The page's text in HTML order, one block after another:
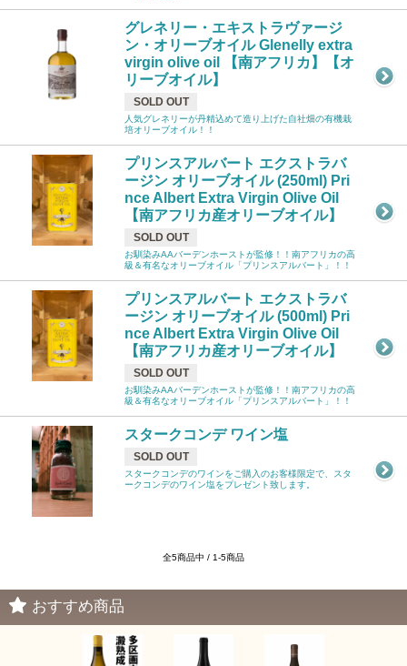
グレネリー・エキストラヴァージ
ン・オリーブオイル Glenelly extra
virgin olive oil 【南アフリカ】【オ
リーブオイル】
SOLD OUT
人気グレネリーが丹精込めて造り上げた自社畑の有機栽
培オリーブオイル！！
プリンスアルバート エクストラバ
ージン オリーブオイル (250ml) Pri
nce Albert Extra Virgin Olive Oil
【南アフリカ産オリーブオイル】
SOLD OUT
お馴染みAAバーデンホーストが監修！！南アフリカの高
級＆有名なオリーブオイル「プリンスアルバート」！！
プリンスアルバート エクストラバ
ージン オリーブオイル (500ml) Pri
nce Albert Extra Virgin Olive Oil
【南アフリカ産オリーブオイル】
SOLD OUT
お馴染みAAバーデンホーストが監修！！南アフリカの高
級＆有名なオリーブオイル「プリンスアルバート」！！
スタークコンデ ワイン塩
SOLD OUT
スタークコンデのワインをご購入のお客様限定で、スタ
ークコンデのワイン塩をプレゼント致します。
全5商品中 / 1-5商品
おすすめ商品